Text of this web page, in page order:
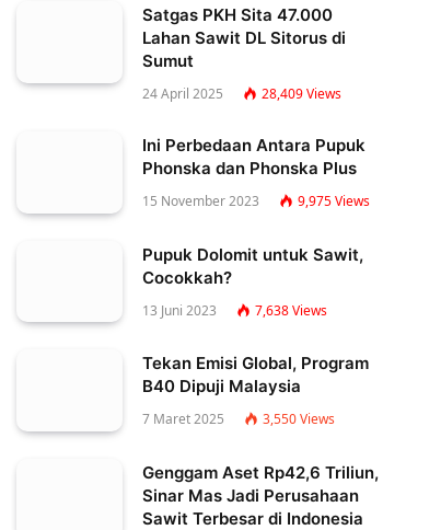
Satgas PKH Sita 47.000
Lahan Sawit DL Sitorus di
Sumut
24 April 2025 28,409Views
Ini Perbedaan Antara Pupuk
Phonska dan Phonska Plus
15 November 2023 9,975Views
Pupuk Dolomit untuk Sawit,
Cocokkah?
13 Juni 2023 7,638Views
Tekan Emisi Global, Program
B40 Dipuji Malaysia
7 Maret 2025 3,550Views
Genggam Aset Rp42,6 Triliun,
Sinar Mas Jadi Perusahaan
Sawit Terbesar di Indonesia